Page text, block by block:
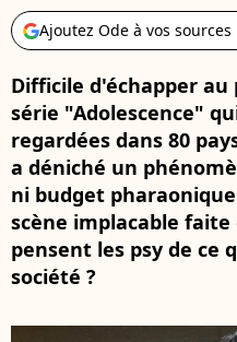
Ajoutez Ode à vos
Difficile d'échapper
série "Adolescence"
regardées dans 80
a déniché un
ni budget
scène implacable faite
pensent les psy de ce
société ?